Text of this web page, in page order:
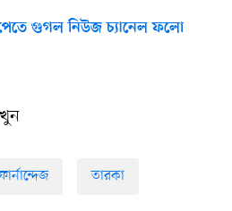
গুগল নিউজ চ্যানেল ফলো
তারকা